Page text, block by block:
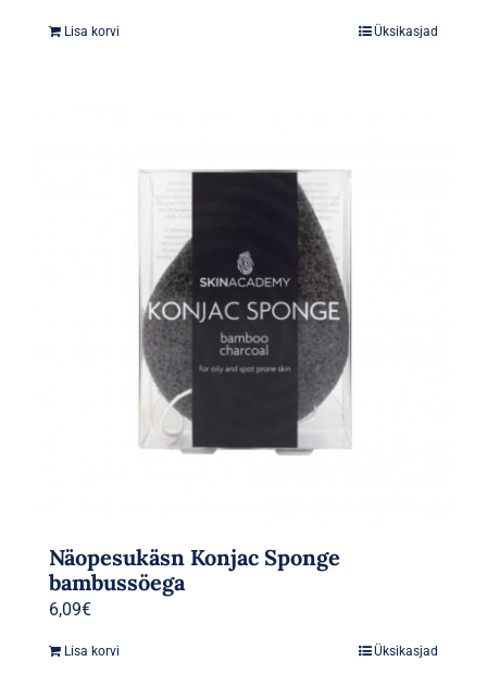
Lisa korvi Üksikasjad
Näopesukäsn Konjac Sponge
bambussöega
6,09€
Lisa korvi Üksikasjad